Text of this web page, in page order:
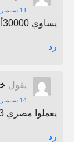
11 سبتمبر، 2021 الساعة 6:51 م
يساوي 30000ألف جنيه مصري
رد
يقول
14 سبتمبر، 2021 الساعة 1:42 ص
يعملوا مصري 33الف
رد